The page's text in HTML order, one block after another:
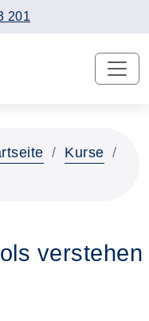
201
Kurse
verstehen